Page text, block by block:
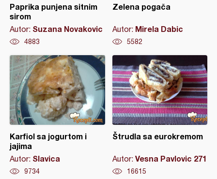
Paprika punjena sitnim
sirom
Autor: Suzana Novakovic
4883
Zelena pogača
Autor: Mirela Dabic
5582
Karfiol sa jogurtom i
jajima
Autor: Slavica
9734
Štrudla sa eurokremom
Autor: Vesna Pavlovic 271
16615